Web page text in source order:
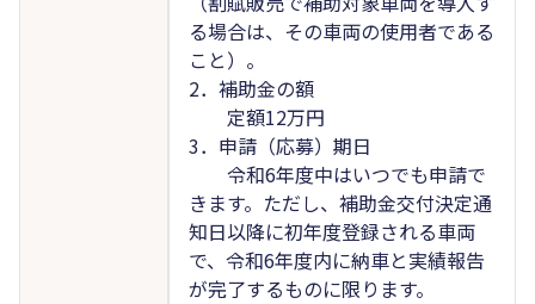
る場合は、その車両の使用者である
こと）。
2．補助金の額
定額12万円
3．申請（応募）期日
令和6年度中はいつでも申請で
きます。ただし、補助金交付決定通
知日以降に初年度登録される車両
で、令和6年度内に納車と実績報告
が完了するものに限ります。